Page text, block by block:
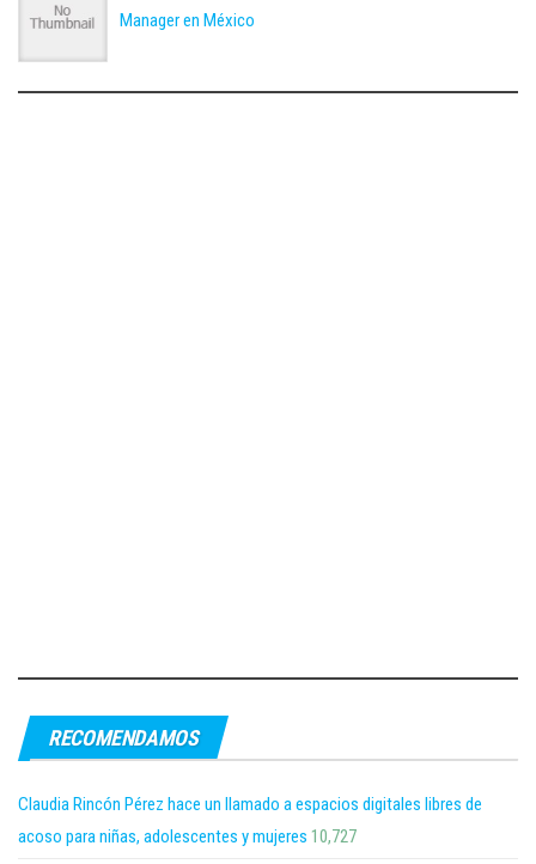
Manager en México
RECOMENDAMOS
Claudia Rincón Pérez hace un llamado a espacios digitales libres de
acoso para niñas, adolescentes y mujeres 10,727